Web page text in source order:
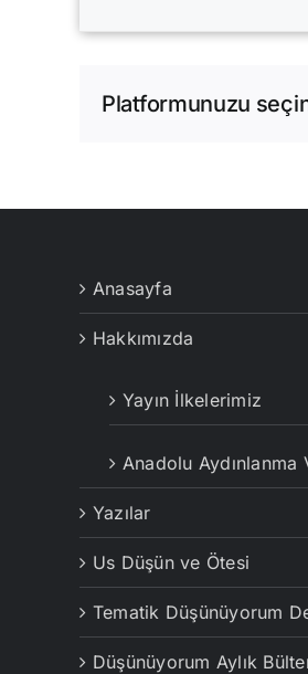
Platformunuzu
Anasayfa
Hakkımızda
Yayın İlkelerimiz
Anadolu Aydınlanma
Yazılar
Us Düşün ve Ötesi
Tematik Düşünüyorum
Düşünüyorum Aylık